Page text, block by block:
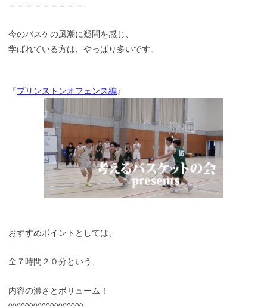
＝＝＝＝＝＝＝＝＝
今のバスケの風潮に疑問を感じ、
学ばれている方は、やっぱり多いです。
『プリンストンオフェンス編』
おすすめポイントとしては、
全７時間２０分という、
内容の濃さとボリューム！
^^^^^^^^^^^^^^^^^^